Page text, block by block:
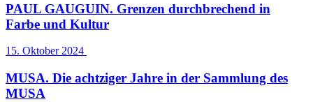
PAUL GAUGUIN. Grenzen durchbrechend in
Farbe und Kultur
15. Oktober 2024
MUSA. Die achtziger Jahre in der Sammlung des
MUSA